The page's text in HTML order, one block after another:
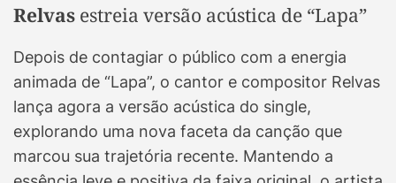
Relvas estreia versão acústica de “Lapa”
Depois de contagiar o público com a energia
animada de “Lapa”, o cantor e compositor Relvas
lança agora a versão acústica do single,
explorando uma nova faceta da canção que
marcou sua trajetória recente. Mantendo a